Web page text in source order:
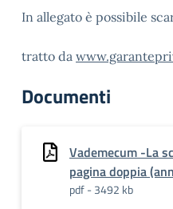
In allegato è possibile
tratto da
Documenti
Vademecum -La
pagina doppia
pdf - 3492 kb